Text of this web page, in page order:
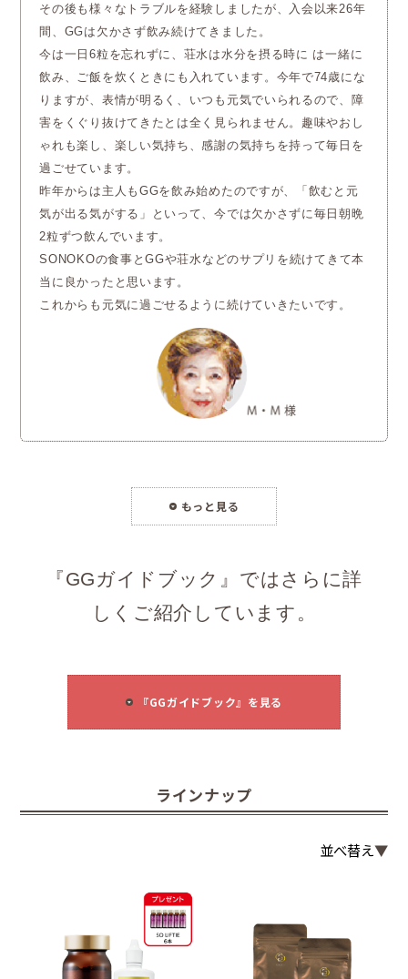
その後も様々なトラブルを経験しましたが、入会以来26年
間、GGは欠かさず飲み続けてきました。
今は一日6粒を忘れずに、荘水は水分を摂る時に は一緒に
飲み、ご飯を炊くときにも入れています。今年で74歳にな
りますが、表情が明るく、いつも元気でいられるので、障
害をくぐり抜けてきたとは全く見られ ません。趣味やおし
ゃれも楽し、楽しい気持ち、感謝の気持ちを持って毎日を
過ごせています。
昨年からは主人もGGを飲み始めたのですが、「飲むと元
気が出る気がする」といって、今では欠かさずに 毎日朝晩
2粒ずつ飲んでいます。
SONOKOの食事とGGや荘水などのサプリを続けてきて本
当に良かったと思います。
これからも元気に過ごせるように続けていきたいです。
もっと見る
『GGガイドブック』ではさらに詳
しくご紹介しています。
『GGガイドブック』を見る
ラインナップ
並べ替え